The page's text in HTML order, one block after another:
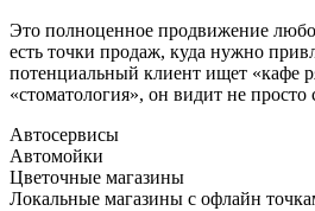
Это полноценное продвижение
есть точки продаж, куда нужно
потенциальный клиент ищет «кафе
«стоматология», он видит не
Автосервисы
Автомойки
Цветочные магазины
Локальные магазины с офлайн